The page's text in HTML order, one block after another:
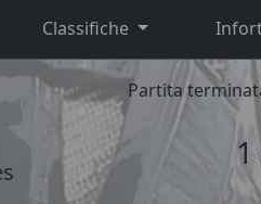
Classifiche
Partita
1